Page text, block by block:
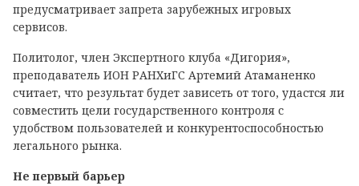
предусматривает запрета зарубежных игровых
сервисов.
Политолог, член Экспертного клуба «Дигория»,
преподаватель ИОН РАНХиГС Артемий Атаманенко
считает, что результат будет зависеть от того, удастся ли
совместить цели государственного контроля с
удобством пользователей и конкурентоспособностью
легального рынка.
Не первый барьер